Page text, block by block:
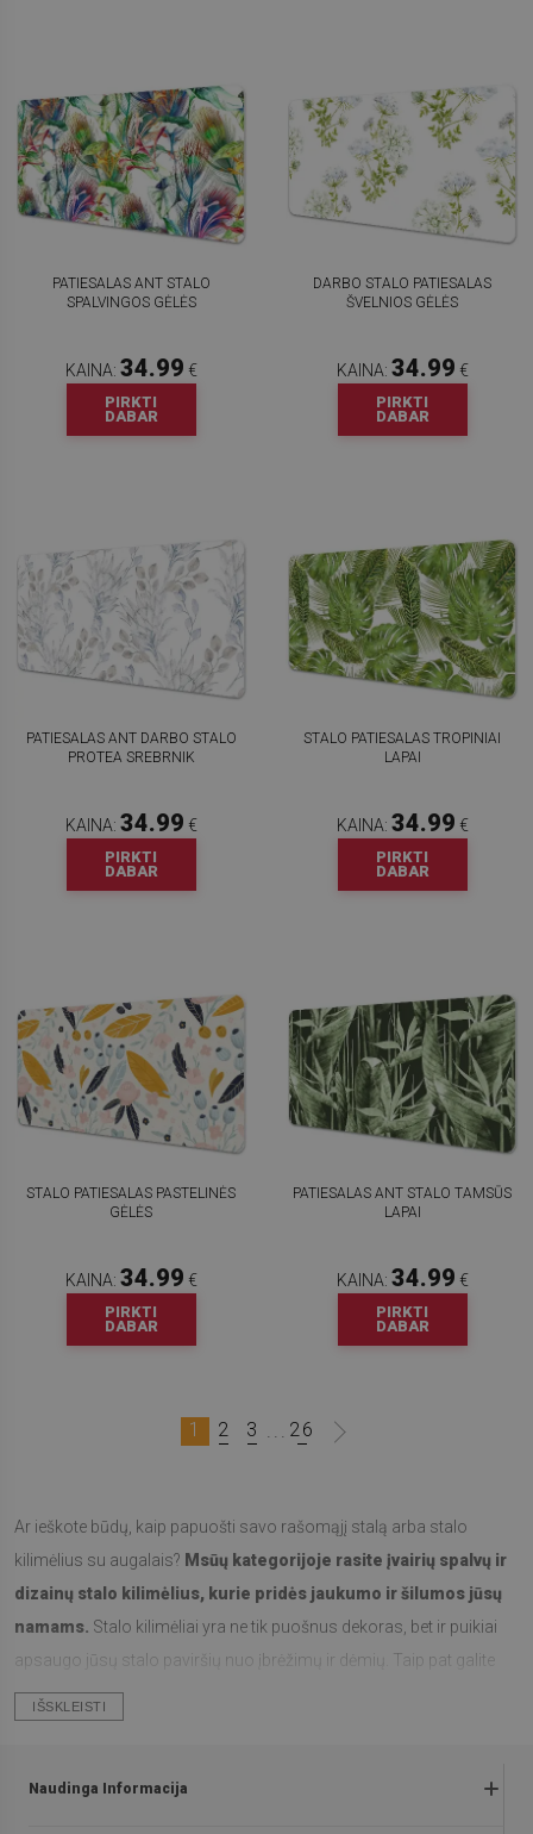
PATIESALAS ANT STALO
SPALVINGOS GĖLĖS
KAINA: 34.99 €
PIRKTI
DABAR
DARBO STALO PATIESALAS
ŠVELNIOS GĖLĖS
KAINA: 34.99 €
PIRKTI
DABAR
PATIESALAS ANT DARBO STALO
PROTEA SREBRNIK
KAINA: 34.99 €
PIRKTI
DABAR
STALO PATIESALAS TROPINIAI
LAPAI
KAINA: 34.99 €
PIRKTI
DABAR
STALO PATIESALAS PASTELINĖS
GĖLĖS
KAINA: 34.99 €
PIRKTI
DABAR
PATIESALAS ANT STALO TAMSŪS
LAPAI
KAINA: 34.99 €
PIRKTI
DABAR
1 2 3 ... 26
Ar ieškote būdų, kaip papuošti savo rašomąjį stalą arba stalo
kilimėlius su augalais? Msūų kategorijoje rasite įvairių spalvų ir
dizainų stalo kilimėlius, kurie pridės jaukumo ir šilumos jūsų
namams. Stalo kilimėliai yra ne tik puošnus dekoras, bet ir puikiai
apsaugo jūsų stalo paviršių nuo įbrėžimų ir dėmių. Taip pat galite
rasti įvairius rašomojo stalo patiesalus su meškiukų, gėlių ar kitų
augalų motyvais, kurie ne tik suteiks jaukumo jūsų darbo vietoje, bet
ir raskite idealų stalo kilimėlį ar rašomojo stalo patiesalą savo
IŠSKLEISTI
Naudinga Informacija